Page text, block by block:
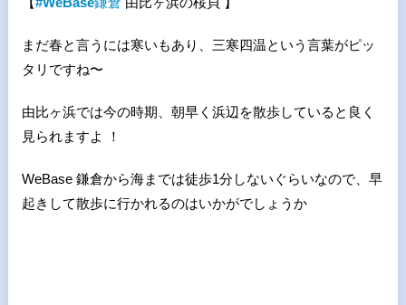
まだ春と言うには寒いもあり、三寒四温という言葉がピッ
タリですね〜
由比ヶ浜では今の時期、朝早く浜辺を散歩していると良く
見られますよ ！
WeBase 鎌倉から海までは徒歩1分しないぐらいなので、早
起きして散歩に行かれるのはいかがでしょうか